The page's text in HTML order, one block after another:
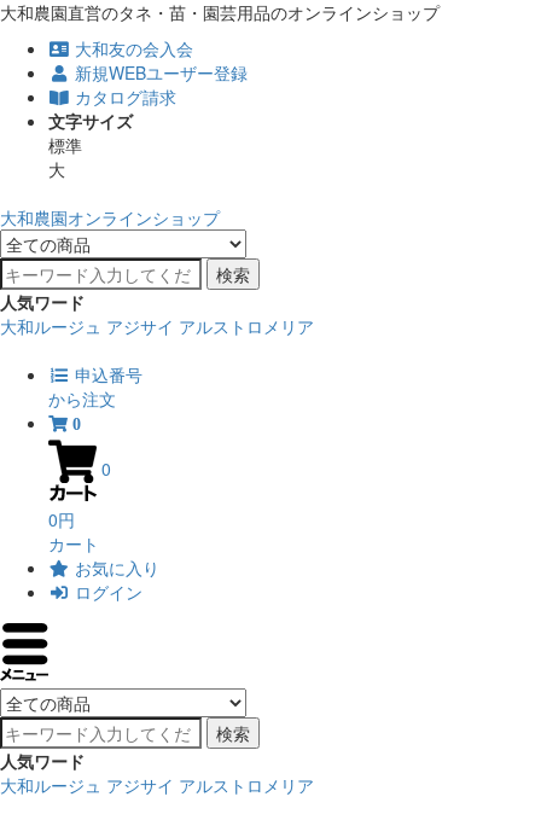
大和農園直営のタネ・苗・園芸用品のオンラインショップ
大和友の会入会
新規WEBユーザー登録
カタログ請求
文字サイズ
標準
大
大和農園オンラインショップ
検索
人気ワード
大和ルージュ アジサイ アルストロメリア
申込番号
から注文
0
0
0円
カート
お気に入り
ログイン
検索
人気ワード
大和ルージュ アジサイ アルストロメリア